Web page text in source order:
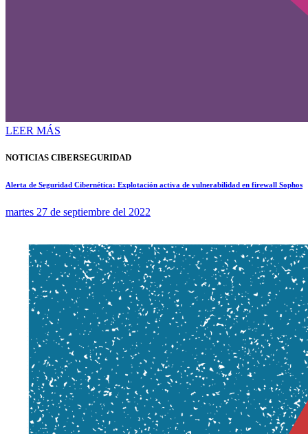
LEER MÁS
NOTICIAS CIBERSEGURIDAD
Alerta de Seguridad Cibernética: Explotación activa de vulnerabilidad en firewall Sophos
martes 27 de septiembre del 2022